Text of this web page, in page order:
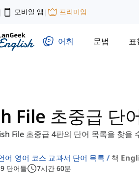
| 모바일 앱 | 프리미엄
어휘 문법 표
File 초중급 단
File 초중급 4판의 단어 목록을 찾을
어 영어 코스 교과서 단어 목록 책
단어들 7시간 60분